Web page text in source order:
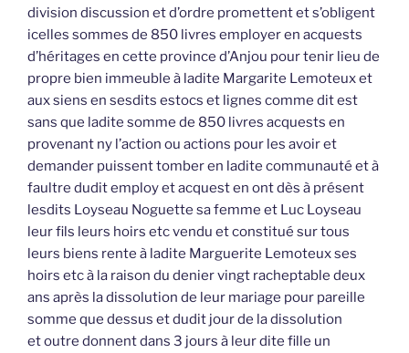
division discussion et d’ordre promettent et s’obligent
icelles sommes de 850 livres employer en acquests
d’héritages en cette province d’Anjou pour tenir lieu de
propre bien immeuble à ladite Margarite Lemoteux et
aux siens en sesdits estocs et lignes comme dit est
sans que ladite somme de 850 livres acquests en
provenant ny l’action ou actions pour les avoir et
demander puissent tomber en ladite communauté et à
faultre dudit employ et acquest en ont dès à présent
lesdits Loyseau Noguette sa femme et Luc Loyseau
leur fils leurs hoirs etc vendu et constitué sur tous
leurs biens rente à ladite Marguerite Lemoteux ses
hoirs etc à la raison du denier vingt racheptable deux
ans après la dissolution de leur mariage pour pareille
somme que dessus et dudit jour de la dissolution
et outre donnent dans 3 jours à leur dite fille un